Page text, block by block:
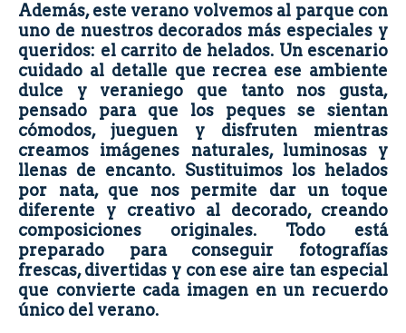
Además, este verano volvemos al parque con
uno de nuestros decorados más especiales y
queridos: el carrito de helados. Un escenario
cuidado al detalle que recrea ese ambiente
dulce y veraniego que tanto nos gusta,
pensado para que los peques se sientan
cómodos, jueguen y disfruten mientras
creamos imágenes naturales, luminosas y
llenas de encanto. Sustituimos los helados
por nata, que nos permite dar un toque
diferente y creativo al decorado, creando
composiciones originales. Todo está
preparado para conseguir fotografías
frescas, divertidas y con ese aire tan especial
que convierte cada imagen en un recuerdo
único del verano.